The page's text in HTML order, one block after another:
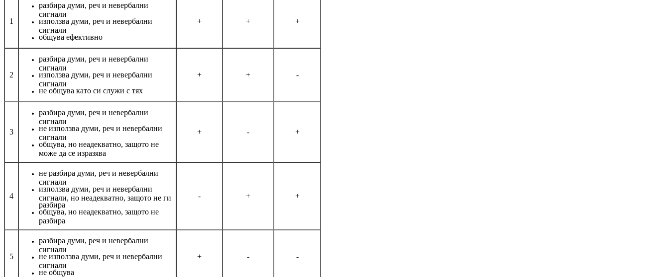
1
разбира думи, реч и невербални
сигнали
използва думи, реч и невербални
сигнали
общува ефективно
+ + +
2
разбира думи, реч и невербални
сигнали
използва думи, реч и невербални
сигнали
не общува като си служи с тях
+ + -
3
разбира думи, реч и невербални
сигнали
не използва думи, реч и невербални
сигнали
общува, но неадекватно, защото не
може да се изразява
+ - +
4
не разбира думи, реч и невербални
сигнали
използва думи, реч и невербални
сигнали, но неадекватно, защото не ги
разбира
общува, но неадекватно, защото не
разбира
- + +
5
разбира думи, реч и невербални
сигнали
не използва думи, реч и невербални
сигнали
не общува
+ - -